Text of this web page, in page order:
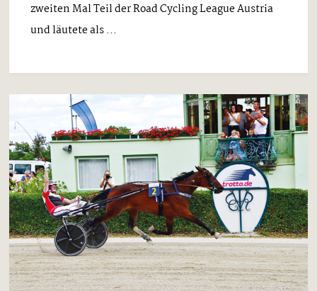
zweiten Mal Teil der Road Cycling League Austria
und läutete als ...